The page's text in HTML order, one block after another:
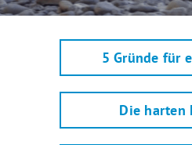
5 Gründe für
Die harten